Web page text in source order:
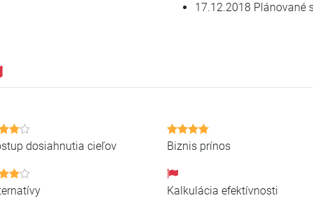
17.12.2018 Plánované
dosiahnutia cieľov Biznis prínos
Kalkulácia efektívnosti